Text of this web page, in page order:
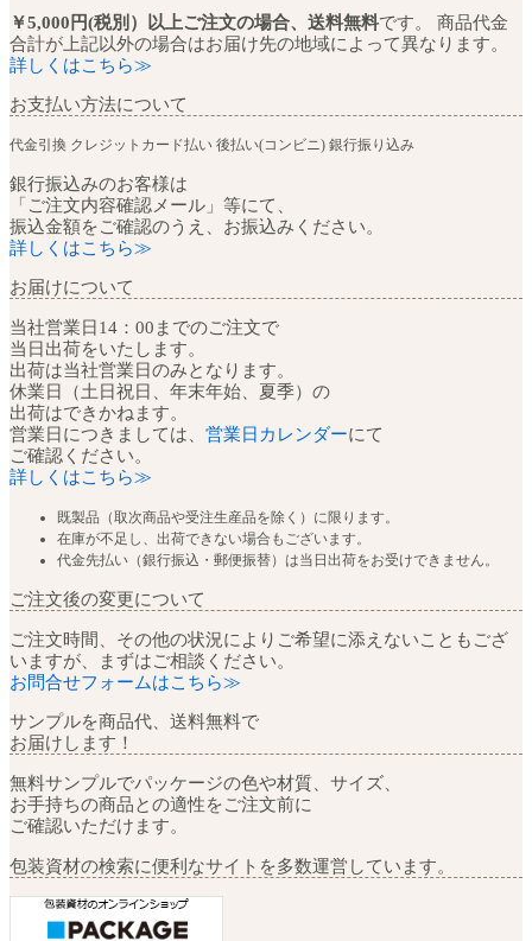
￥5,000円(税別）以上ご注文の場合、送料無料です。 商品代金
合計が上記以外の場合はお届け先の地域によって異なります。
詳しくはこちら≫
お支払い方法について
代金引換 クレジットカード払い 後払い(コンビニ) 銀行振り込み
銀行振込みのお客様は
「ご注文内容確認メール」等にて、
振込金額をご確認のうえ、お振込みください。
詳しくはこちら≫
お届けについて
当社営業日14：00までのご注文で
当日出荷をいたします。
出荷は当社営業日のみとなります。
休業日（土日祝日、年末年始、夏季）の
出荷はできかねます。
営業日につきましては、 営業日カレンダーにて
ご確認ください。
詳しくはこちら≫
既製品（取次商品や受注生産品を除く）に限ります。
在庫が不足し、出荷できない場合もございます。
代金先払い（銀行振込・郵便振替）は当日出荷をお受けできません。
ご注文後の変更について
ご注文時間、その他の状況によりご希望に添えないこともござ
いますが、まずはご相談ください。
お問合せフォームはこちら≫
サンプルを商品代、送料無料で
お届けします！
無料サンプルでパッケージの色や材質、サイズ、
お手持ちの商品との適性をご注文前に
ご確認いただけます。
包装資材の検索に便利なサイトを多数運営しています。